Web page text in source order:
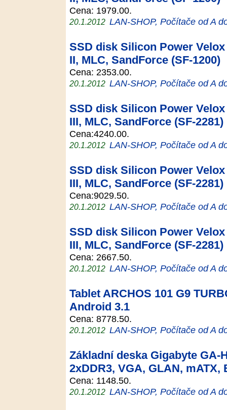
Cena: 1979.00.
20.1.2012 LAN-SHOP, Počítače od A
SSD disk Silicon Power Velox
II, MLC, SandForce (SF-1200)
Cena: 2353.00.
20.1.2012 LAN-SHOP, Počítače od A
SSD disk Silicon Power Velox
III, MLC, SandForce (SF-2281)
Cena:4240.00.
20.1.2012 LAN-SHOP, Počítače od A
SSD disk Silicon Power Velox
III, MLC, SandForce (SF-2281)
Cena:9029.50.
20.1.2012 LAN-SHOP, Počítače od A
SSD disk Silicon Power Velox
III, MLC, SandForce (SF-2281)
Cena: 2667.50.
20.1.2012 LAN-SHOP, Počítače od A
Tablet ARCHOS 101 G9
Android 3.1
Cena: 8778.50.
20.1.2012 LAN-SHOP, Počítače od A
Základní deska Gigabyte GA-
2xDDR3, VGA, GLAN, mATX,
Cena: 1148.50.
20.1.2012 LAN-SHOP, Počítače od A